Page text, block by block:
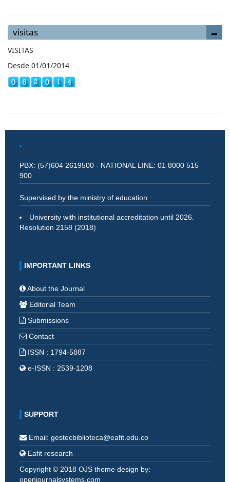
visitas
VISITAS
Desde 01/01/2014
PBX: (57)604 2619500 - NATIONAL LINE: 01 8000 515
900
Supervised by the ministry of education
University with institutional accreditation until 2026.
Resolution 2158 (2018)
IMPORTANT LINKS
About the Journal
Editorial Team
Submissions
Contact
ISSN : 1794-5887
e-ISSN : 2539-1208
SUPPORT
Email: gestecbiblioteca@eafit.edu.co
Eafit research
Copyright © 2018 OJS theme design by:
openjournalsystems.com